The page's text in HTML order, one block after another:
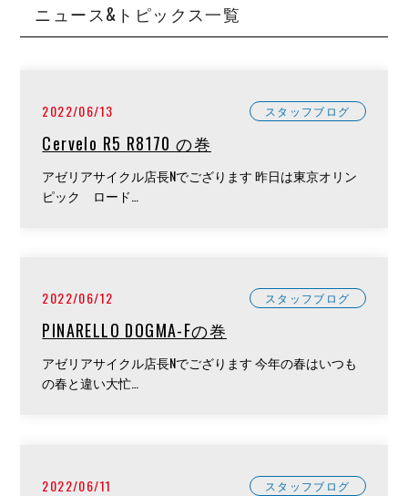
ニュース&トピックス一覧
2022/06/13 スタッフブログ
Cervelo R5 R8170 の巻
アゼリアサイクル店長Nでござります 昨日は東京オリン
ピック ロード…
2022/06/12 スタッフブログ
PINARELLO DOGMA-Fの巻
アゼリアサイクル店長Nでござります 今年の春はいつも
の春と違い大忙…
2022/06/11 スタッフブログ